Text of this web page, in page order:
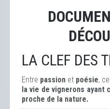
LA CLEF DES
Entre passion et poésie,
la vie de vignerons ayant
proche de la nature.